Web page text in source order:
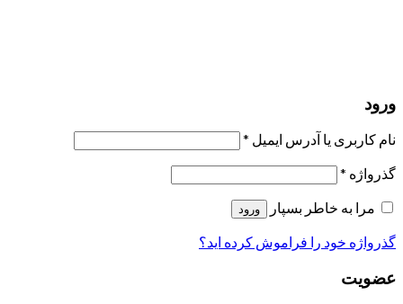
ورود
نام کاربری یا آدرس ایمیل *
گذرواژه *
مرا به خاطر بسپار
ورود
گذرواژه خود را فراموش کرده اید؟
عضویت